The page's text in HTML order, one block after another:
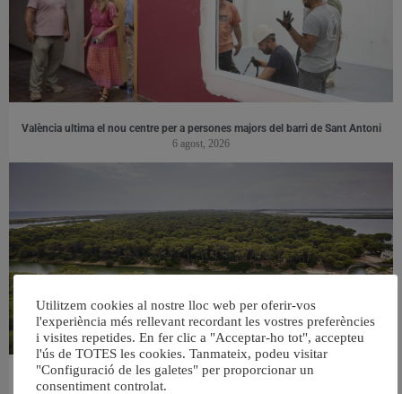
València ultima el nou centre per a persones majors del barri de Sant Antoni
6 agost, 2026
València retira prop de 15.000 litres de residus de la Devesa durant el mes de
Utilitzem cookies al nostre lloc web per oferir-vos
l'experiència més rellevant recordant les vostres preferències
i visites repetides. En fer clic a "Acceptar-ho tot", accepteu
l'ús de TOTES les cookies. Tanmateix, podeu visitar
"Configuració de les galetes" per proporcionar un
consentiment controlat.